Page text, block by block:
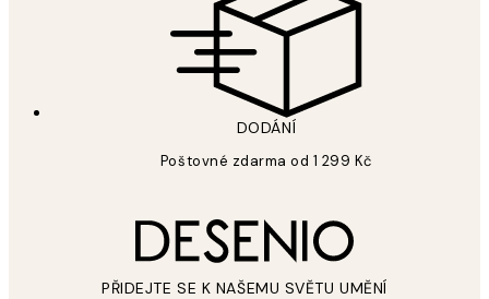
DODÁNÍ
Poštovné zdarma od 1 299 Kč
PŘIDEJTE SE K NAŠEMU SVĚTU UMĚNÍ